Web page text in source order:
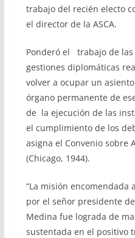
trabajo del recién electo
el director de la ASCA.
Ponderó el trabajo de las
gestiones diplomáticas
volver a ocupar un
órgano permanente de
de la ejecución de las
el cumplimiento de los
asigna el Convenio sobre
(Chicago, 1944).
“La misión encomendada
por el señor presidente
Medina fue lograda de
sustentada en el positivo